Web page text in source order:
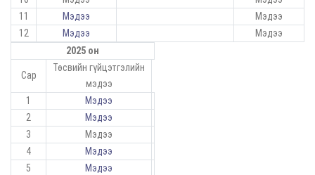
11
Мэдээ
Мэдээ
12
Мэдээ
Мэдээ
2025 он
Сар
Төсвийн гүйцэтгэлийн
мэдээ
1
Мэдээ
2
Мэдээ
3
Мэдээ
4
Мэдээ
5
Мэдээ